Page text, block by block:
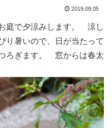
2019.09.05
庭で夕涼みします。 涼し
り暑いので、日が当たって
ろぎます。 窓からは春太